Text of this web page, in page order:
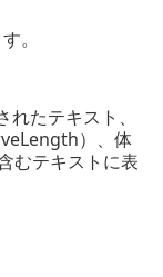
。
れたテキスト、
）、体
むテキストに表